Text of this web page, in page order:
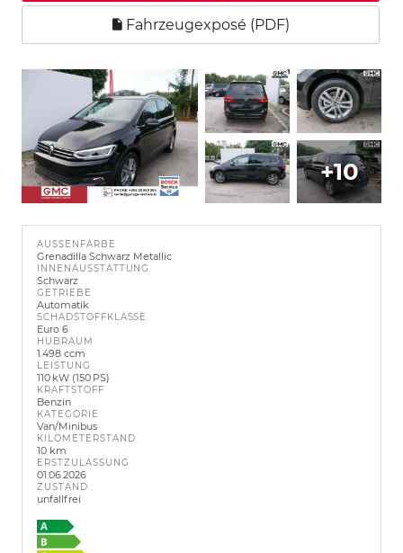
Fahrzeugexposé (PDF)
+10
AUSSENFARBE
Grenadilla Schwarz Metallic
INNENAUSSTATTUNG
Schwarz
GETRIEBE
Automatik
SCHADSTOFFKLASSE
Euro 6
HUBRAUM
1.498 ccm
LEISTUNG
110 kW (150 PS)
KRAFTSTOFF
Benzin
KATEGORIE
Van/Minibus
KILOMETERSTAND
10 km
ERSTZULASSUNG
01.06.2026
ZUSTAND
unfallfrei